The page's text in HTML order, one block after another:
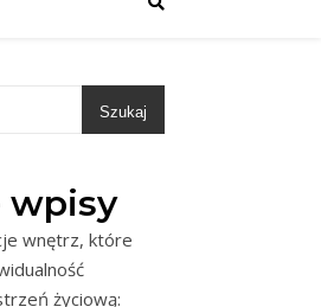
Szukaj
wpisy
wnętrz, które
życiową: